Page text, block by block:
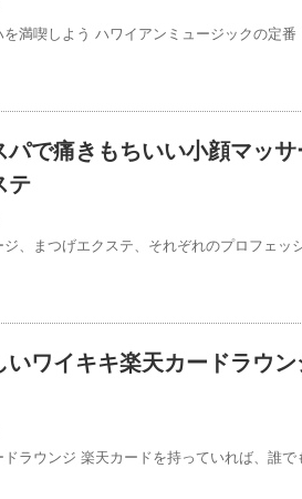
満喫しよう ハワイアンミュージックの定番
パで痛きもちいい小顔マッ
テ
、まつげエクステ、それぞれのプロフェッ
いワイキキ楽天カードラウ
ラウンジ 楽天カードを持っていれば、誰で